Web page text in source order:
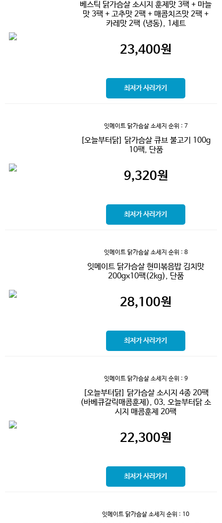
베스틱 닭가슴살 소시지 훈제맛 3팩 + 마늘
맛 3팩 + 고추맛 2팩 + 매콤치즈맛 2팩 +
카레맛 2팩 (냉동), 1세트
23,400원
최저가 사러가기
잇메이트 닭가슴살 소세지 순위 : 7
[오늘부터닭] 닭가슴살 큐브 불고기 100g
10팩, 단품
9,320원
최저가 사러가기
잇메이트 닭가슴살 소세지 순위 : 8
잇메이트 닭가슴살 현미볶음밥 김치맛
200gx10팩(2kg), 단품
28,100원
최저가 사러가기
잇메이트 닭가슴살 소세지 순위 : 9
[오늘부터닭] 닭가슴살 소시지 4종 20팩
(바베큐갈릭매콤훈제), 03. 오늘부터닭 소
시지 매콤훈제 20팩
22,300원
최저가 사러가기
잇메이트 닭가슴살 소세지 순위 : 10